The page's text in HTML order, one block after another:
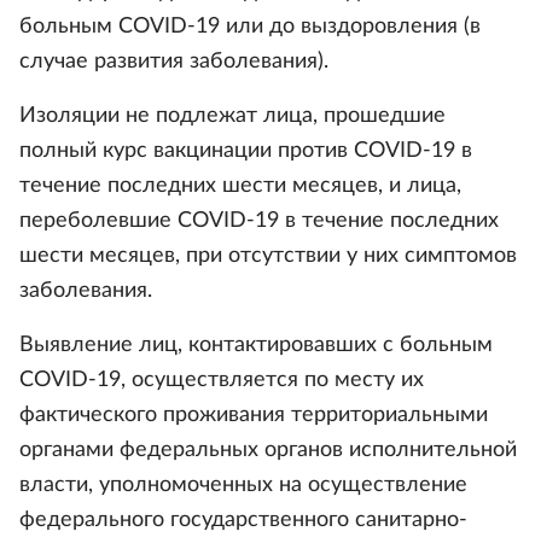
больным COVID-19 или до выздоровления (в
случае развития заболевания).
Изоляции не подлежат лица, прошедшие
полный курс вакцинации против COVID-19 в
течение последних шести месяцев, и лица,
переболевшие COVID-19 в течение последних
шести месяцев, при отсутствии у них симптомов
заболевания.
Выявление лиц, контактировавших с больным
COVID-19, осуществляется по месту их
фактического проживания территориальными
органами федеральных органов исполнительной
власти, уполномоченных на осуществление
федерального государственного санитарно-